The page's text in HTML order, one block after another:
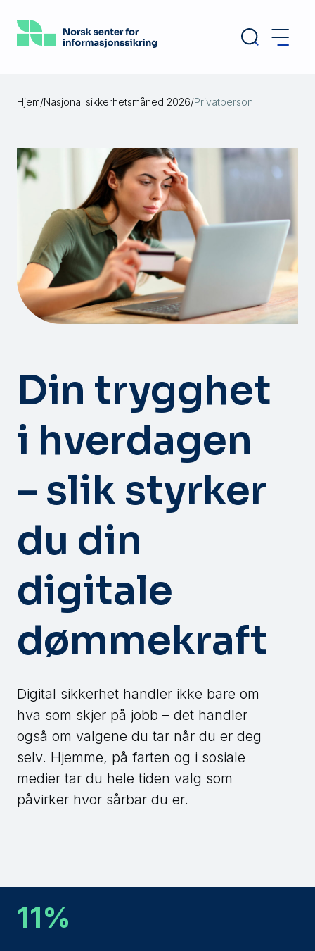
hovedinnhold
Hjem/Nasjonal sikkerhetsmåned 2026/Privatperson
Din trygghet
i hverdagen
– slik styrker
du din
digitale
dømmekraft
Digital sikkerhet handler ikke bare om
hva som skjer på jobb – det handler
også om valgene du tar når du er deg
selv. Hjemme, på farten og i sosiale
medier tar du hele tiden valg som
påvirker hvor sårbar du er.
11%